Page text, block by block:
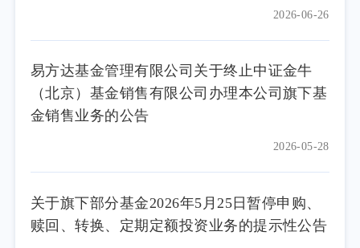
2026-06-26
易方达基金管理有限公司关于终止中证金牛
（北京）基金销售有限公司办理本公司旗下基
金销售业务的公告
2026-05-28
关于旗下部分基金2026年5月25日暂停申购、
赎回、转换、定期定额投资业务的提示性公告